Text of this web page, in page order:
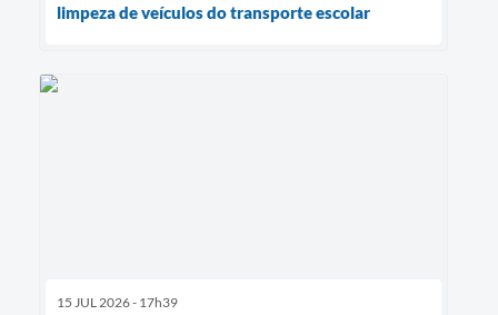
limpeza de veículos do transporte escolar
15 JUL 2026 - 17h39